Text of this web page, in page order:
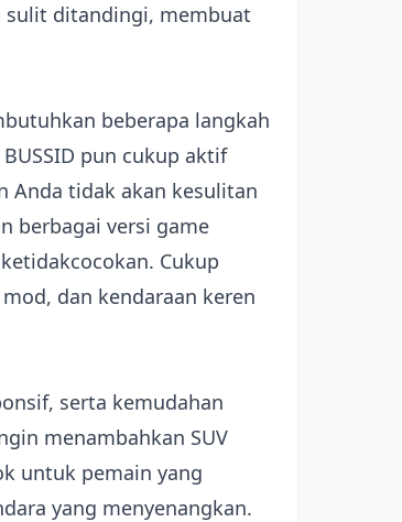
sulit ditandingi, membuat
beberapa langkah
pun cukup aktif
Anda tidak akan kesulitan
berbagai versi game
Cukup
dan kendaraan keren
serta kemudahan
menambahkan SUV
untuk pemain yang
yang menyenangkan.